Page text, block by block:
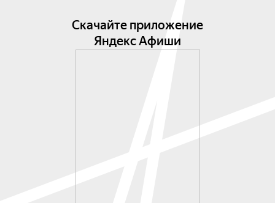
Скачайте приложение
Яндекс Афиши